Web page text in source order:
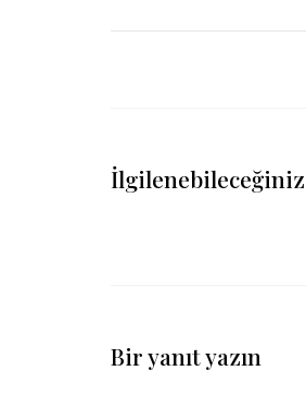
İlgilenebileceğiniz
Bir yanıt yazın